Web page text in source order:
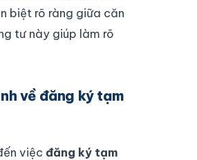
biệt rõ ràng giữa căn
tư này giúp làm rõ
về đăng ký tạm
việc đăng ký tạm